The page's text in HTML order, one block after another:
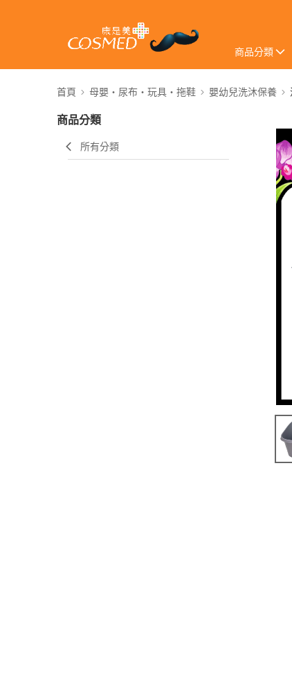
商品分類
首頁 母嬰・尿布・玩具・拖鞋 嬰幼兒洗沐保養
商品分類
所有分類